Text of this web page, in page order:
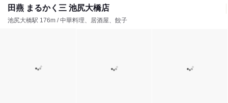
田燕 まるかく三 池尻大橋店
池尻大橋駅 176m / 中華料理、居酒屋、餃子